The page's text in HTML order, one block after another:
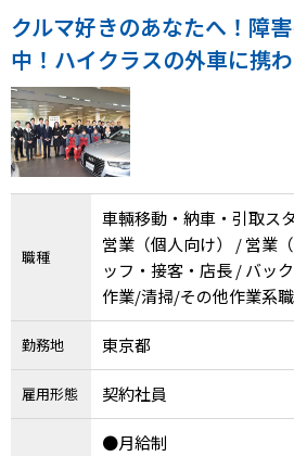
クルマ好きのあなたへ！障
中！ハイクラスの外車に携わ
職種
車輛移動・納車・引取ス
営業（個人向け） / 営業
ッフ・接客・店長 / バッ
作業/清掃/その他作業系
勤務地 東京都
雇用形態 契約社員
●月給制
障害者専門の求人検索・スカウトサー
就労移行支援サービス
障害別専門支援の就労移行支援サー
IT・Web制作スキルを身につける就労
ソーシャルファームサービス
お問い合わせ
よくある質問
採用をお考えの企業様はこちら
メニューを閉じ